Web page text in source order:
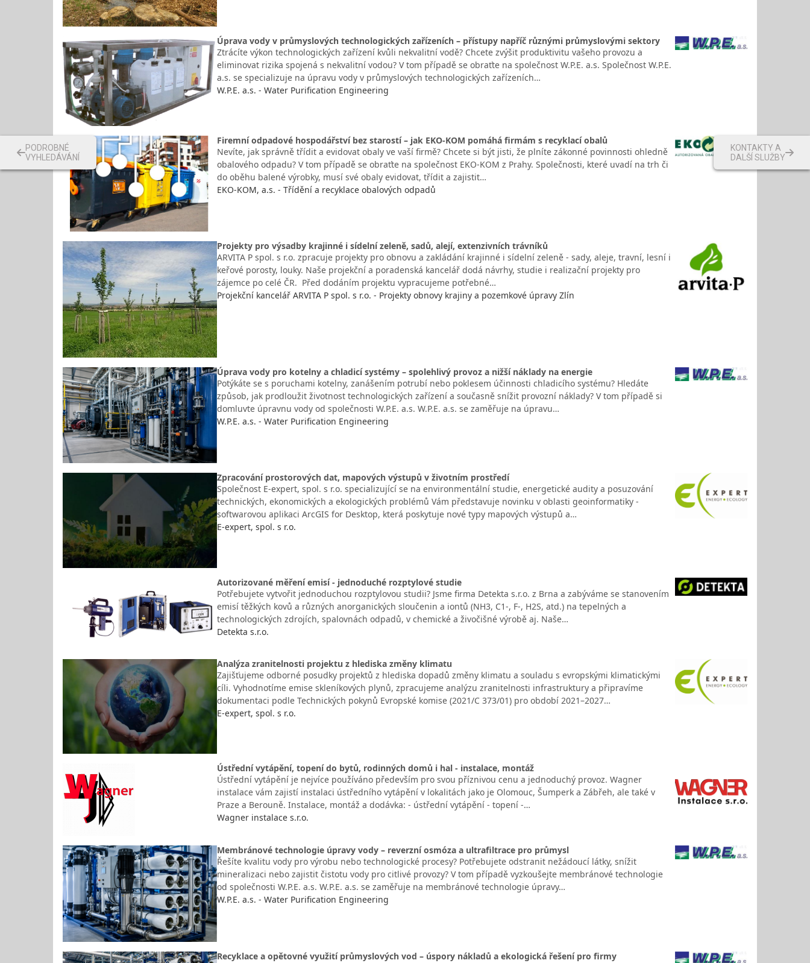
Úprava vody v průmyslových technologických zařízeních – přístupy napříč různými průmyslovými sektory
Ztrácíte výkon technologických zařízení kvůli nekvalitní vodě? Chcete zvýšit produktivitu vašeho provozu a
eliminovat rizika spojená s nekvalitní vodou? V tom případě se obraťte na společnost W.P.E. a.s. Společnost W.P.E.
a.s. se specializuje na úpravu vody v průmyslových technologických zařízeních…
W.P.E. a.s. - Water Purification Engineering
Firemní odpadové hospodářství bez starostí – jak EKO-KOM pomáhá firmám s recyklací obalů
Nevíte, jak správně třídit a evidovat obaly ve vaší firmě? Chcete si být jisti, že plníte zákonné povinnosti ohledně
obalového odpadu? V tom případě se obraťte na společnost EKO-KOM z Prahy. Společnosti, které uvadí na trh či
do oběhu balené výrobky, musí své obaly evidovat, třídit a zajistit…
EKO-KOM, a.s. - Třídění a recyklace obalových odpadů
Projekty pro výsadby krajinné i sídelní zeleně, sadů, alejí, extenzivních trávníků
ARVITA P spol. s r.o. zpracuje projekty pro obnovu a zakládání krajinné i sídelní zeleně - sady, aleje, travní, lesní i
keřové porosty, louky. Naše projekční a poradenská kancelář dodá návrhy, studie i realizační projekty pro
zájemce po celé ČR. Před dodáním projektu vypracujeme potřebné…
Projekční kancelář ARVITA P spol. s r.o. - Projekty obnovy krajiny a pozemkové úpravy Zlín
Úprava vody pro kotelny a chladicí systémy – spolehlivý provoz a nižší náklady na energie
Potýkáte se s poruchami kotelny, zanášením potrubí nebo poklesem účinnosti chladicího systému? Hledáte
způsob, jak prodloužit životnost technologických zařízení a současně snížit provozní náklady? V tom případě si
domluvte úpravnu vody od společnosti W.P.E. a.s. W.P.E. a.s. se zaměřuje na úpravu…
W.P.E. a.s. - Water Purification Engineering
Zpracování prostorových dat, mapových výstupů v životním prostředí
Společnost E-expert, spol. s r.o. specializující se na environmentální studie, energetické audity a posuzování
technických, ekonomických a ekologických problémů Vám představuje novinku v oblasti geoinformatiky -
softwarovou aplikaci ArcGIS for Desktop, která poskytuje nové typy mapových výstupů a…
E-expert, spol. s r.o.
Autorizované měření emisí - jednoduché rozptylové studie
Potřebujete vytvořit jednoduchou rozptylovou studii? Jsme firma Detekta s.r.o. z Brna a zabýváme se stanovením
emisí těžkých kovů a různých anorganických sloučenin a iontů (NH3, C1-, F-, H2S, atd.) na tepelných a
technologických zdrojích, spalovnách odpadů, v chemické a živočišné výrobě aj. Naše…
Detekta s.r.o.
Analýza zranitelnosti projektu z hlediska změny klimatu
Zajišťujeme odborné posudky projektů z hlediska dopadů změny klimatu a souladu s evropskými klimatickými
cíli. Vyhodnotíme emise skleníkových plynů, zpracujeme analýzu zranitelnosti infrastruktury a připravíme
dokumentaci podle Technických pokynů Evropské komise (2021/C 373/01) pro období 2021–2027…
E-expert, spol. s r.o.
Ústřední vytápění, topení do bytů, rodinných domů i hal - instalace, montáž
Ústřední vytápění je nejvíce používáno především pro svou příznivou cenu a jednoduchý provoz. Wagner
instalace vám zajistí instalaci ústředního vytápění v lokalitách jako je Olomouc, Šumperk a Zábřeh, ale také v
Praze a Berouně. Instalace, montáž a dodávka: - ústřední vytápění - topení -…
Wagner instalace s.r.o.
Membránové technologie úpravy vody – reverzní osmóza a ultrafiltrace pro průmysl
Řešíte kvalitu vody pro výrobu nebo technologické procesy? Potřebujete odstranit nežádoucí látky, snížit
mineralizaci nebo zajistit čistotu vody pro citlivé provozy? V tom případě vyzkoušejte membránové technologie
od společnosti W.P.E. a.s. W.P.E. a.s. se zaměřuje na membránové technologie úpravy…
W.P.E. a.s. - Water Purification Engineering
Recyklace a opětovné využití průmyslových vod – úspory nákladů a ekologická řešení pro firmy
KONTAKTY A
DALŠÍ SLUŽBY
PODROBNÉ
VYHLEDÁVÁNÍ